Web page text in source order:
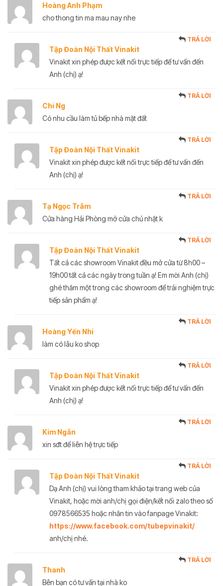
Hoàng Anh Phạm
cho thong tin ma mau nay nhe
Tập Đoàn Nội Thất Vinakit
TRẢ LỜI
Vinakit xin phép được kết nối trực tiếp để tư vấn đến
Anh (chị) ạ!
Chi Ng
TRẢ LỜI
Có nhu cầu làm tủ bếp nhà mặt đất
Tập Đoàn Nội Thất Vinakit
TRẢ LỜI
Vinakit xin phép được kết nối trực tiếp để tư vấn đến
Anh (chị) ạ!
Tạ Ngọc Trâm
TRẢ LỜI
Cửa hàng Hải Phòng mở cửa chủ nhật k
Tập Đoàn Nội Thất Vinakit
TRẢ LỜI
Tất cả các showroom Vinakit đều mở cửa từ 8h00 –
19h00 tất cả các ngày trong tuần ạ! Em mời Anh (chị)
ghé thăm một trong các showroom để trải nghiệm trực
tiếp sản phẩm ạ!
Hoàng Yến Nhi
TRẢ LỜI
làm có lâu ko shop
Tập Đoàn Nội Thất Vinakit
TRẢ LỜI
Vinakit xin phép được kết nối trực tiếp để tư vấn đến
Anh (chị) ạ!
Kim Ngân
TRẢ LỜI
xin sđt để liên hệ trực tiếp
Tập Đoàn Nội Thất Vinakit
TRẢ LỜI
Dạ Anh (chị) vui lòng tham khảo tại trang web của
Vinakit, hoặc mời anh/chị gọi điện/kết nối zalo theo số
0978566535 hoặc nhắn tin vào fanpage Vinakit:
https://www.facebook.com/tubepvinakit/
anh/chị nhé.
Thanh
TRẢ LỜI
Bên bạn có tư vấn tại nhà ko